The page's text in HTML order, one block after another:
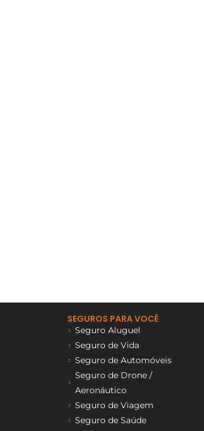
SEGUROS PARA VOCÊ
Seguro Aluguel
Seguro de Vida
Seguro de Automóveis
Seguro de Drone /
Aeronáutico
Seguro de Viagem
Seguro de Saúde